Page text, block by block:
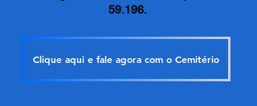
59.196.
Clique aqui e fale agora com o Cemitério